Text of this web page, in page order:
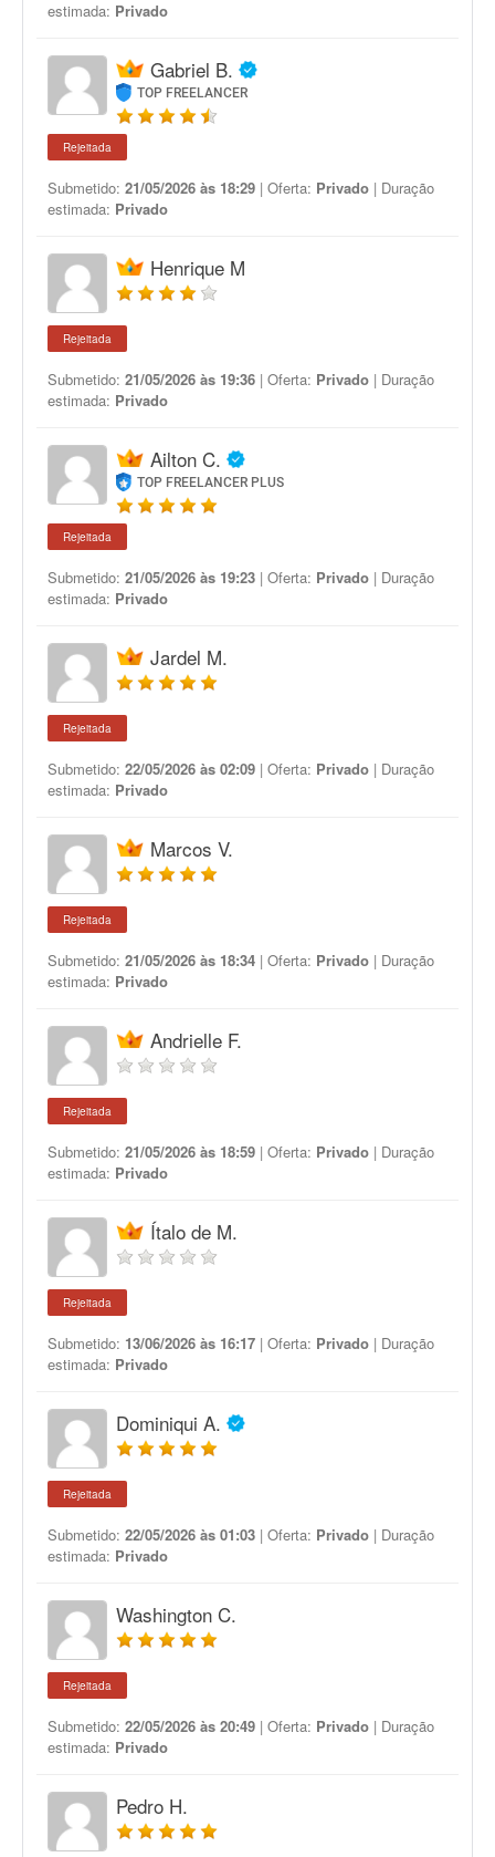
estimada: Privado
Gabriel B.
TOP FREELANCER
Rejeitada
Submetido: 21/05/2026 às 18:29 | Oferta: Privado | Duração
estimada: Privado
Henrique M
Rejeitada
Submetido: 21/05/2026 às 19:36 | Oferta: Privado | Duração
estimada: Privado
Ailton C.
TOP FREELANCER PLUS
Rejeitada
Submetido: 21/05/2026 às 19:23 | Oferta: Privado | Duração
estimada: Privado
Jardel M.
Rejeitada
Submetido: 22/05/2026 às 02:09 | Oferta: Privado | Duração
estimada: Privado
Marcos V.
Rejeitada
Submetido: 21/05/2026 às 18:34 | Oferta: Privado | Duração
estimada: Privado
Andrielle F.
Rejeitada
Submetido: 21/05/2026 às 18:59 | Oferta: Privado | Duração
estimada: Privado
Ítalo de M.
Rejeitada
Submetido: 13/06/2026 às 16:17 | Oferta: Privado | Duração
estimada: Privado
Dominiqui A.
Rejeitada
Submetido: 22/05/2026 às 01:03 | Oferta: Privado | Duração
estimada: Privado
Washington C.
Rejeitada
Submetido: 22/05/2026 às 20:49 | Oferta: Privado | Duração
estimada: Privado
Pedro H.